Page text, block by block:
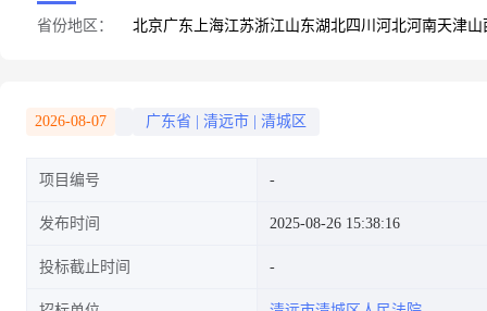
省份地区： 北京广东 上海江苏浙江山东湖北四川 河北河南天津山
2026-08-07 广东省 清远市 清城区
项目编号
发布时间 2025-08-26 15:38:16
投标截止时间